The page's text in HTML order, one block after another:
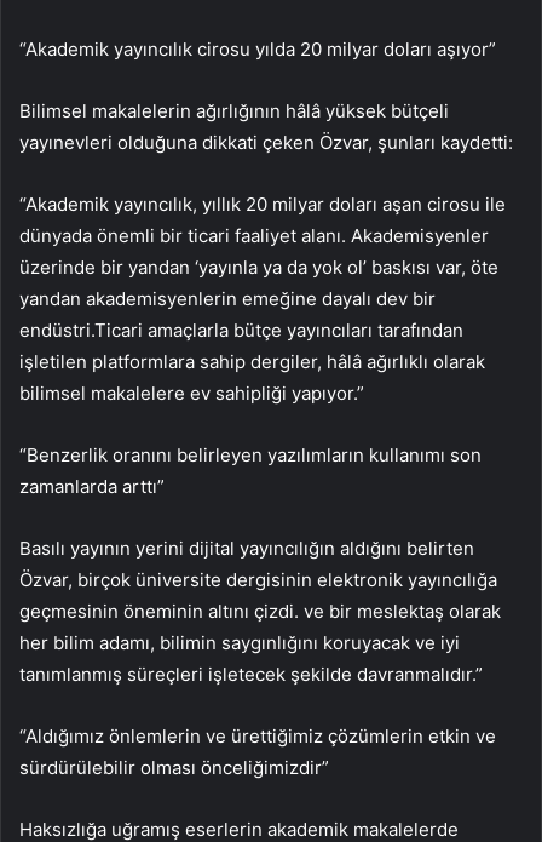
“Akademik yayıncılık cirosu yılda 20 milyar doları aşıyor”
Bilimsel makalelerin ağırlığının hâlâ yüksek bütçeli
yayınevleri olduğuna dikkati çeken Özvar, şunları kaydetti:
“Akademik yayıncılık, yıllık 20 milyar doları aşan cirosu ile
dünyada önemli bir ticari faaliyet alanı. Akademisyenler
üzerinde bir yandan ‘yayınla ya da yok ol’ baskısı var, öte
yandan akademisyenlerin emeğine dayalı dev bir
endüstri.Ticari amaçlarla bütçe yayıncıları tarafından
işletilen platformlara sahip dergiler, hâlâ ağırlıklı olarak
bilimsel makalelere ev sahipliği yapıyor.”
“Benzerlik oranını belirleyen yazılımların kullanımı son
zamanlarda arttı”
Basılı yayının yerini dijital yayıncılığın aldığını belirten
Özvar, birçok üniversite dergisinin elektronik yayıncılığa
geçmesinin öneminin altını çizdi. ve bir meslektaş olarak
her bilim adamı, bilimin saygınlığını koruyacak ve iyi
tanımlanmış süreçleri işletecek şekilde davranmalıdır.”
“Aldığımız önlemlerin ve ürettiğimiz çözümlerin etkin ve
sürdürülebilir olması önceliğimizdir”
Haksızlığa uğramış eserlerin akademik makalelerde